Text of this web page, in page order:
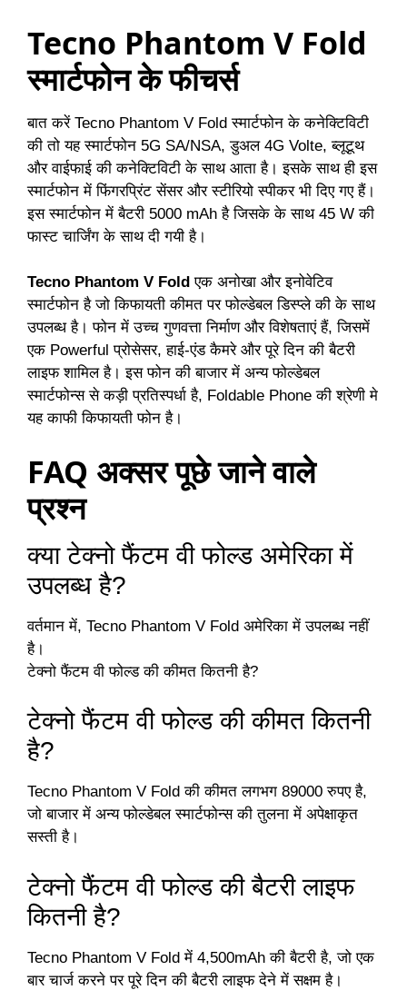
Tecno Phantom V Fold
स्मार्टफोन के फीचर्स
बात करें Tecno Phantom V Fold स्मार्टफोन के कनेक्टिविटी
की तो यह स्मार्टफोन 5G SA/NSA, डुअल 4G Volte, ब्लूटूथ
और वाईफाई की कनेक्टिविटी के साथ आता है। इसके साथ ही इस
स्मार्टफोन में फिंगरप्रिंट सेंसर और स्टीरियो स्पीकर भी दिए गए हैं।
इस स्मार्टफोन में बैटरी 5000 mAh है जिसके के साथ 45 W की
फास्ट चार्जिंग के साथ दी गयी है।
Tecno Phantom V Fold एक अनोखा और इनोवेटिव
स्मार्टफोन है जो किफायती कीमत पर फोल्डेबल डिस्प्ले की के साथ
उपलब्ध है। फोन में उच्च गुणवत्ता निर्माण और विशेषताएं हैं, जिसमें
एक Powerful प्रोसेसर, हाई-एंड कैमरे और पूरे दिन की बैटरी
लाइफ शामिल है। इस फोन की बाजार में अन्य फोल्डेबल
स्मार्टफोन्स से कड़ी प्रतिस्पर्धा है, Foldable Phone की श्रेणी मे
यह काफी किफायती फोन है।
FAQ अक्सर पूछे जाने वाले
प्रश्न
क्या टेक्नो फैंटम वी फोल्ड अमेरिका में
उपलब्ध है?
वर्तमान में, Tecno Phantom V Fold अमेरिका में उपलब्ध नहीं
है।
टेक्नो फैंटम वी फोल्ड की कीमत कितनी है?
टेक्नो फैंटम वी फोल्ड की कीमत कितनी
है?
Tecno Phantom V Fold की कीमत लगभग 89000 रुपए है,
जो बाजार में अन्य फोल्डेबल स्मार्टफोन्स की तुलना में अपेक्षाकृत
सस्ती है।
टेक्नो फैंटम वी फोल्ड की बैटरी लाइफ
कितनी है?
Tecno Phantom V Fold में 4,500mAh की बैटरी है, जो एक
बार चार्ज करने पर पूरे दिन की बैटरी लाइफ देने में सक्षम है।